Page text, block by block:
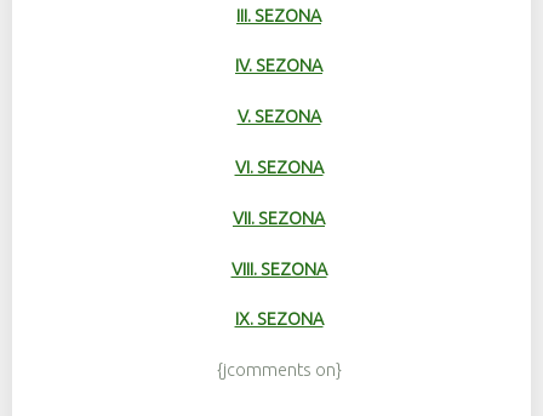
III. SEZONA
IV. SEZONA
V. SEZONA
VI. SEZONA
VII. SEZONA
VIII. SEZONA
IX. SEZONA
{jcomments on}